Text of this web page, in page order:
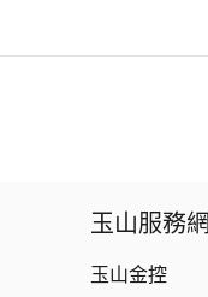
玉山服務網
玉山金控